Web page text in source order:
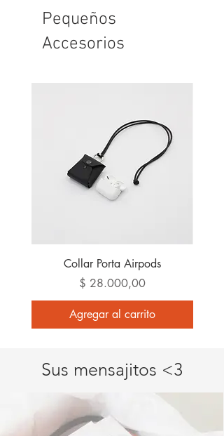
Todas las tarjetas.
O a través de mercadopago.
Pequeños
Accesorios
Collar Porta Airpods
Precio
$ 28.000,00
Agregar al carrito
Sus mensajitos <3